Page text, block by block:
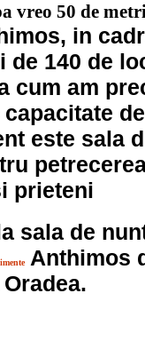
vreo 50 de
in
140 de
cum am
de
este sala
prieteni
sala de
Anthimos